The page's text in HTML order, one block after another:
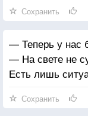
нас похлопали
«Гип-гип-мать-
мальчик,
натирает до
сводит нас с
нацепившие
других. Если
Сохранить
— Теперь у нас
— На свете не
Есть лишь
Сохранить